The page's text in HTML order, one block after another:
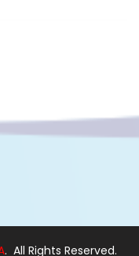
. All Rights Reserved.